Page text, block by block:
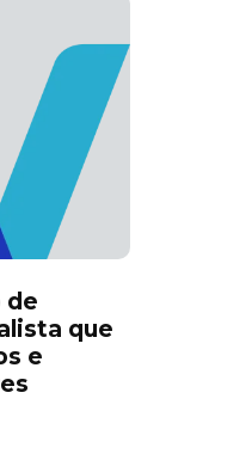
de
que
e